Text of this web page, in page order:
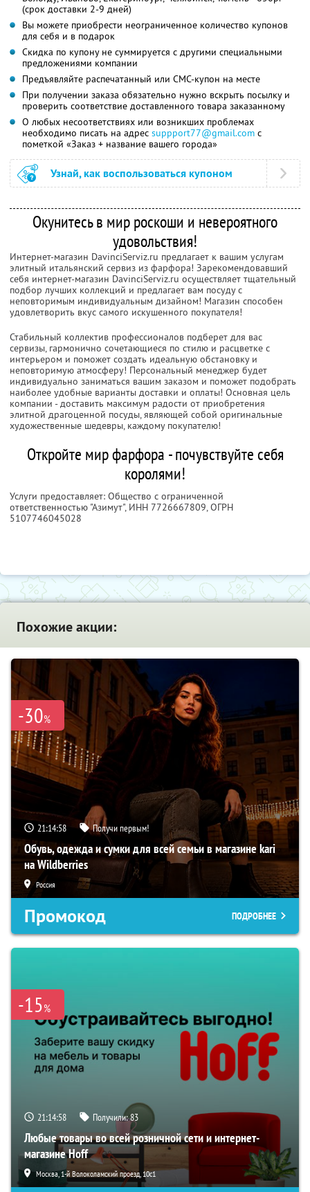
(срок доставки 2-9 дней)
Вы можете приобрести неограниченное количество купонов
для себя и в подарок
Скидка по купону не суммируется с другими специальными
предложениями компании
Предъявляйте распечатанный или СМС-купон на месте
При получении заказа обязательно нужно вскрыть посылку и
проверить соответствие доставленного товара заказанному
О любых несоответствиях или возникших проблемах
необходимо писать на адрес suppport77@gmail.com с
пометкой «Заказ + название вашего города»
Узнай, как воспользоваться купоном
Окунитесь в мир роскоши и невероятного
удовольствия!
Интернет-магазин DavinciServiz.ru предлагает к вашим услугам
элитный итальянский сервиз из фарфора! Зарекомендовавший
себя интернет-магазин DavinciServiz.ru осуществляет тщательный
подбор лучших коллекций и предлагает вам посуду с
неповторимым индивидуальным дизайном! Магазин способен
удовлетворить вкус самого искушенного покупателя!
Стабильный коллектив профессионалов подберет для вас
сервизы, гармонично сочетающиеся по стилю и расцветке с
интерьером и поможет создать идеальную обстановку и
неповторимую атмосферу! Персональный менеджер будет
индивидуально заниматься вашим заказом и поможет подобрать
наиболее удобные варианты доставки и оплаты! Основная цель
компании - доставить максимум радости от приобретения
элитной драгоценной посуды, являющей собой оригинальные
художественные шедевры, каждому покупателю!
Откройте мир фарфора - почувствуйте себя
королями!
Услуги предоставляет: Общество с ограниченной
ответственностью "Азимут", ИНН 7726667809, ОГРН
5107746045028
Похожие акции:
-30%
21:14:57 Получи первым!
Обувь, одежда и сумки для всей семьи в магазине kari
на Wildberries
Россия
Промокод ПОДРОБНЕЕ
-15%
21:14:57 Получили:83
Любые товары во всей розничной сети и интернет-
магазине Hoff
Москва, 1-й Волоколамский проезд, 10с1